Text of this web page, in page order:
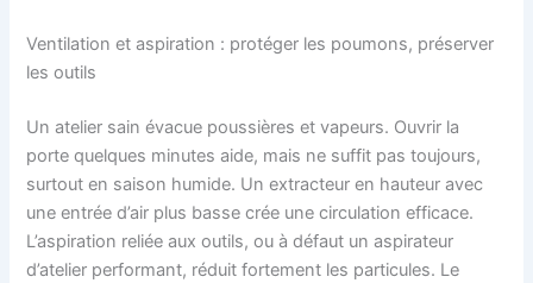
Ventilation et aspiration : protéger les poumons, préserver
les outils
Un atelier sain évacue poussières et vapeurs. Ouvrir la
porte quelques minutes aide, mais ne suffit pas toujours,
surtout en saison humide. Un extracteur en hauteur avec
une entrée d’air plus basse crée une circulation efficace.
L’aspiration reliée aux outils, ou à défaut un aspirateur
d’atelier performant, réduit fortement les particules. Le